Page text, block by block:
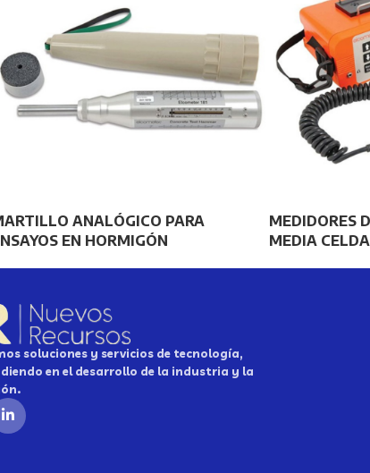
ANALÓGICO PARA
EN HORMIGÓN
MEDIDORES
MEDIA CELDA
soluciones y servicios de tecnología,
en el desarrollo de la industria y la